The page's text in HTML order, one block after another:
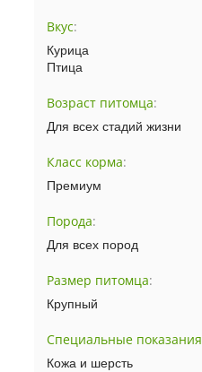
Вкус:
Курица
Птица
Возраст питомца:
Для всех стадий жизни
Класс корма:
Премиум
Порода:
Для всех пород
Размер питомца:
Крупный
Специальные показания
Кожа и шерсть